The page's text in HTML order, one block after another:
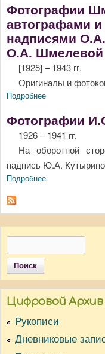
Фотографии
автографами
надписями
О.А. Шмелевой
[1925] – 1943 гг.
Оригиналы и
Подробнее
Шмелевой
Фотографии
1926 – 1941 гг.
На оборотной
надпись Ю.А.
Подробнее
Цифровой Архив
Рукописи
Дневниковые